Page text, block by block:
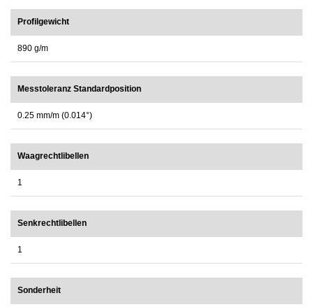
Profilgewicht
890 g/m
Messtoleranz Standardposition
0.25 mm/m (0.014°)
Waagrechtlibellen
1
Senkrechtlibellen
1
Sonderheit